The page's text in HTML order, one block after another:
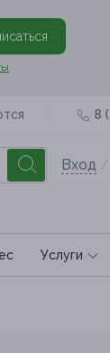
8
Вход /
Услуги